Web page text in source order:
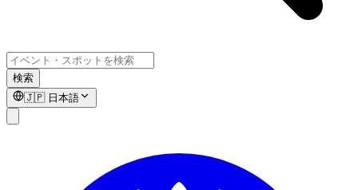
検索
🇯🇵 日本語